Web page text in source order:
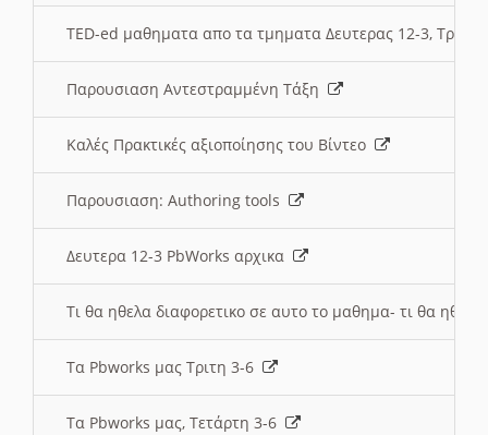
TED-ed μαθηματα απο τα τμηματα Δευτερας 12-3,
Παρουσιαση Αντεστραμμένη Τάξη
Καλές Πρακτικές αξιοποίησης του Βίντεο
Παρουσιαση: Authoring tools
Δευτερα 12-3 PbWorks αρχικα
Τι θα ηθελα διαφορετικο σε αυτο το μαθημα- τι θα
Τα Pbworks μας Τριτη 3-6
Τα Pbworks μας, Τετάρτη 3-6